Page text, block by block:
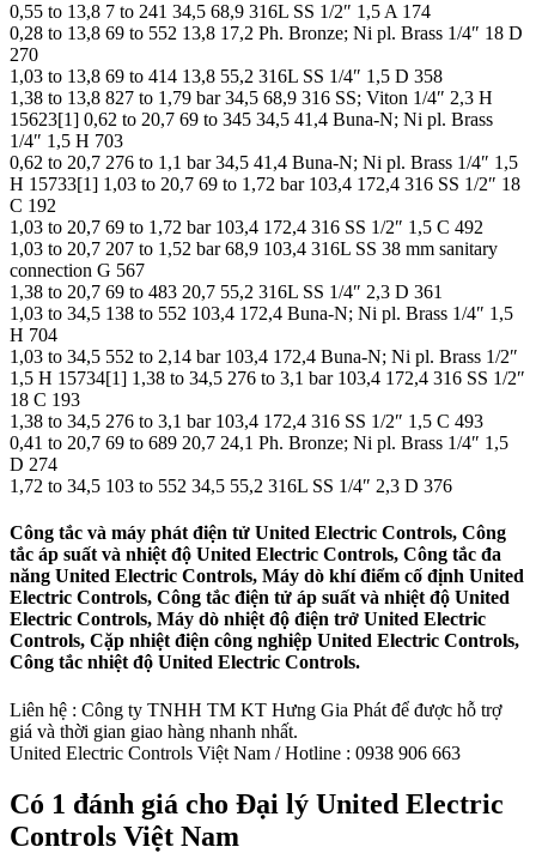
0,55 to 13,8 7 to 241 34,5 68,9 316L SS 1/2″ 1,5 A 174
0,28 to 13,8 69 to 552 13,8 17,2 Ph. Bronze; Ni pl. Brass 1/4″ 18 D
270
1,03 to 13,8 69 to 414 13,8 55,2 316L SS 1/4″ 1,5 D 358
1,38 to 13,8 827 to 1,79 bar 34,5 68,9 316 SS; Viton 1/4″ 2,3 H
15623[1] 0,62 to 20,7 69 to 345 34,5 41,4 Buna-N; Ni pl. Brass
1/4″ 1,5 H 703
0,62 to 20,7 276 to 1,1 bar 34,5 41,4 Buna-N; Ni pl. Brass 1/4″ 1,5
H 15733[1] 1,03 to 20,7 69 to 1,72 bar 103,4 172,4 316 SS 1/2″ 18
C 192
1,03 to 20,7 69 to 1,72 bar 103,4 172,4 316 SS 1/2″ 1,5 C 492
1,03 to 20,7 207 to 1,52 bar 68,9 103,4 316L SS 38 mm sanitary
connection G 567
1,38 to 20,7 69 to 483 20,7 55,2 316L SS 1/4″ 2,3 D 361
1,03 to 34,5 138 to 552 103,4 172,4 Buna-N; Ni pl. Brass 1/4″ 1,5
H 704
1,03 to 34,5 552 to 2,14 bar 103,4 172,4 Buna-N; Ni pl. Brass 1/2″
1,5 H 15734[1] 1,38 to 34,5 276 to 3,1 bar 103,4 172,4 316 SS 1/2″
18 C 193
1,38 to 34,5 276 to 3,1 bar 103,4 172,4 316 SS 1/2″ 1,5 C 493
0,41 to 20,7 69 to 689 20,7 24,1 Ph. Bronze; Ni pl. Brass 1/4″ 1,5
D 274
1,72 to 34,5 103 to 552 34,5 55,2 316L SS 1/4″ 2,3 D 376
Công tắc và máy phát điện tử United Electric Controls, Công
tắc áp suất và nhiệt độ United Electric Controls, Công tắc đa
năng United Electric Controls, Máy dò khí điểm cố định United
Electric Controls, Công tắc điện tử áp suất và nhiệt độ United
Electric Controls, Máy dò nhiệt độ điện trở United Electric
Controls, Cặp nhiệt điện công nghiệp United Electric Controls,
Công tắc nhiệt độ United Electric Controls.
Liên hệ : Công ty TNHH TM KT Hưng Gia Phát để được hỗ trợ
giá và thời gian giao hàng nhanh nhất.
United Electric Controls Việt Nam / Hotline : 0938 906 663
Có 1 đánh giá cho Đại lý United Electric
Controls Việt Nam